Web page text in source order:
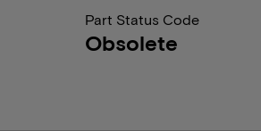
Part Status Code
Obsolete